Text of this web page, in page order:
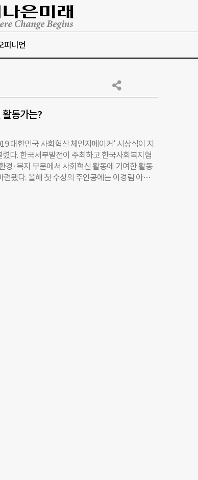
피니언
동가는?
대한민국 사회혁신 체인지메이커’ 시상식이 지
다. 한국서부발전이 주최하고 한국사회복지협
경·복지 부문에서 사회혁신 활동에 기여한 활동
됐다. 올해 첫 수상의 주인공에는 이경림 아동복